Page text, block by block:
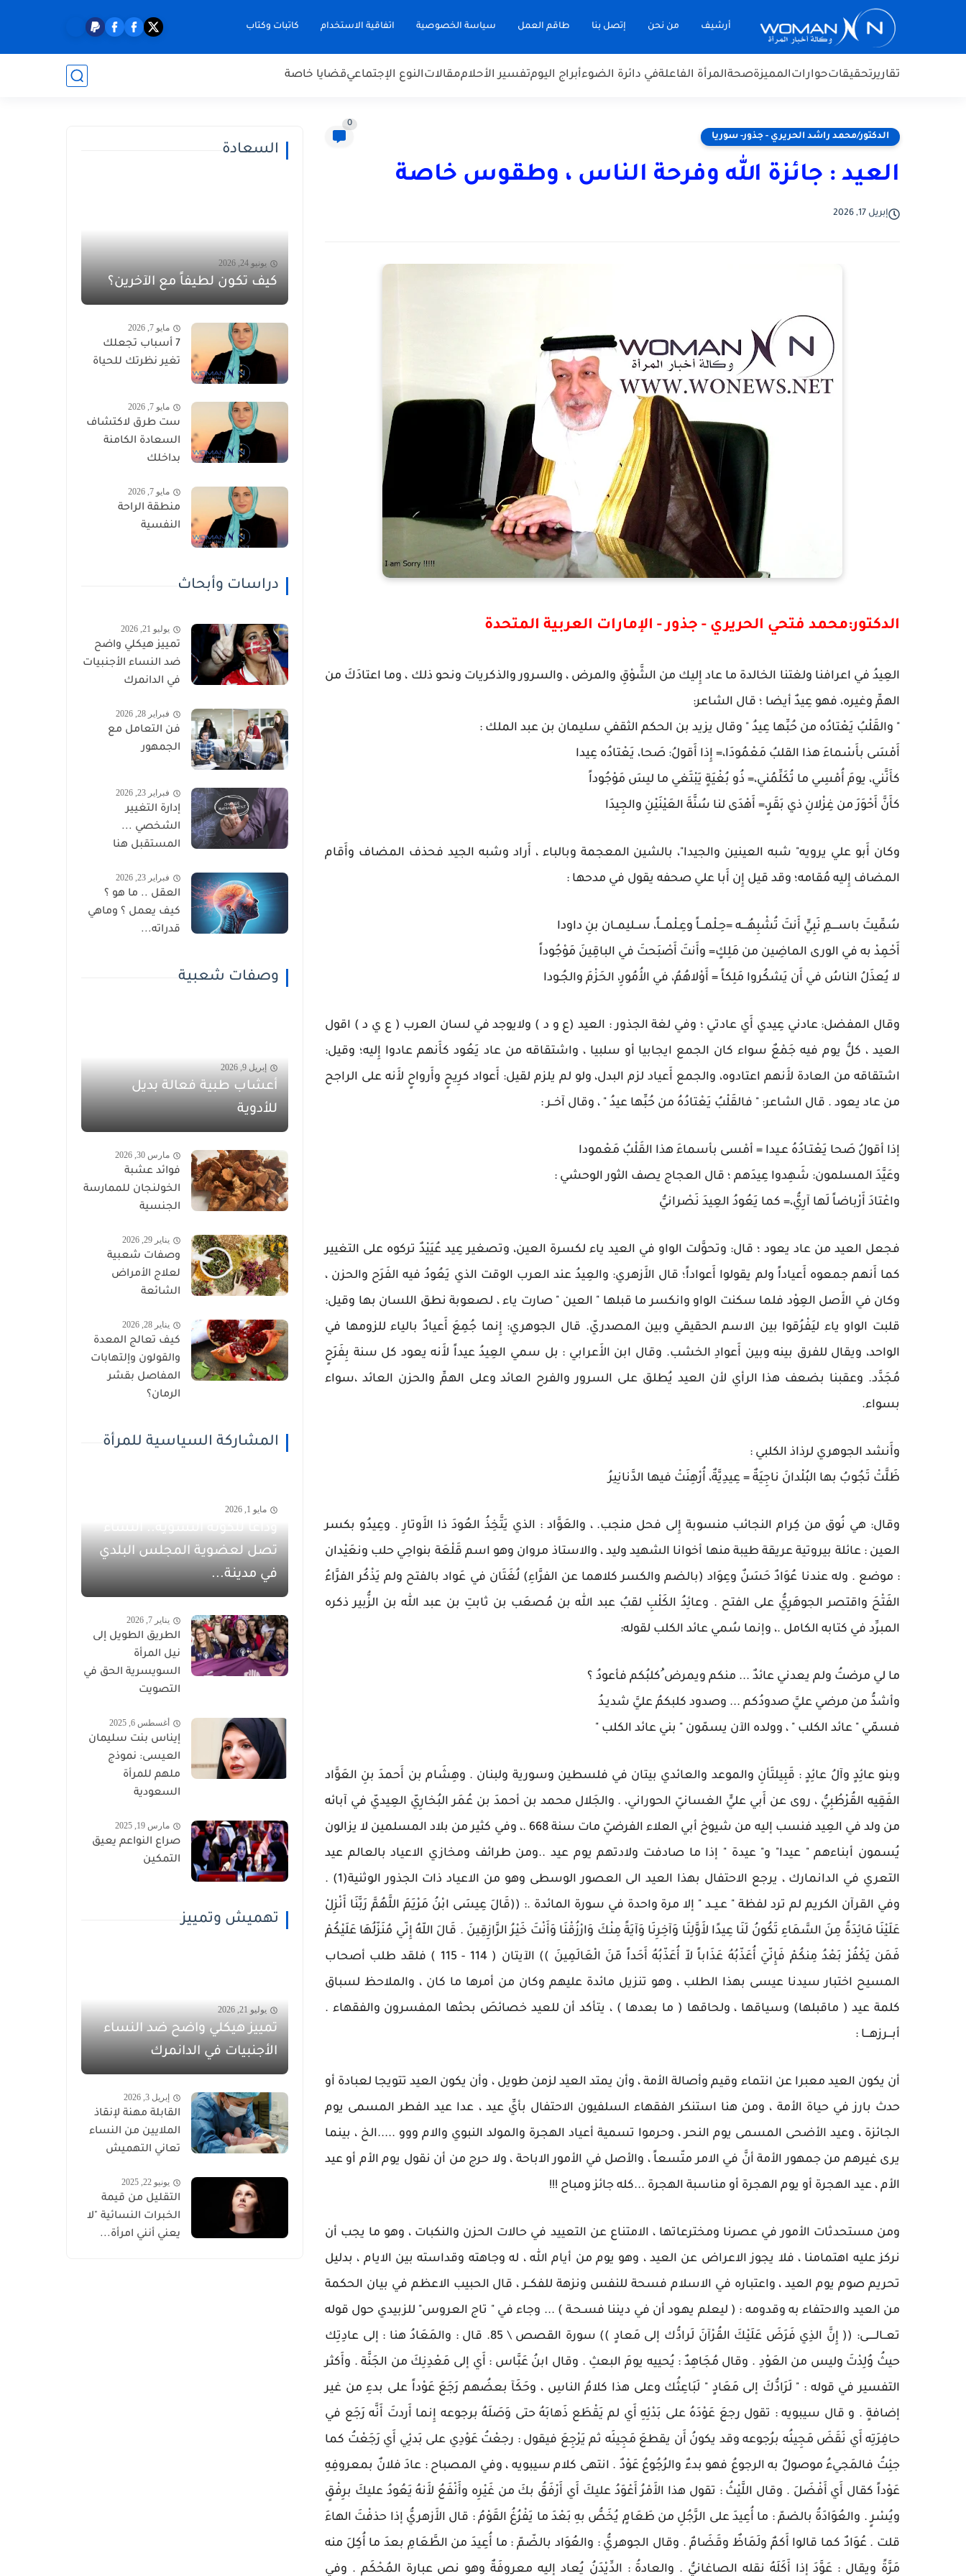
أرشيف من نحن إتصل بنا طاقم العمل سياسة الخصوصية اتفاقية الاستخدام كاتبات وكتاب
تقاريرتحقيقاتحواراتالمميزةصحةالمرأة الفاعلةفي دائرة الضوءأبراج اليومتفسير الأحلاممقالاتالنوع الإجتماعيقضايا خاصة
الدكتور/محمد راشد الحريري - جذور- سوريا
0
العيد : جائزة الله وفرحة الناس ، وطقوس خاصة
إبريل 17, 2026
الدكتور:محمد فتحي الحريري - جذور - الإمارات العربية المتحدة
العِيدُ في اعرافنا ولغتنا الخالدة ما عاد إِليك من الشَّوْقِ والمرض ، والسرور والذكريات ونحو ذلك ، وما اعتادَكَ من
الهمِّ وغيره، فهو عِيدٌ أيضا ؛ قال الشاعر:
" والقَلْبُ يَعْتادُه من حُبِّها عِيدُ " وقال يزيد بن الحكم الثقفي سليمان بن عبد الملك :
أَمْسَى بأَسْماءَ هذا القلبُ مَعْمُودَا،= إِذا أَقولُ: صَحا، يَعْتادُه عِيدا
كأَنَّني، يومَ أُمْسِي ما تُكَلِّمُني،= ذُو بُغْيَةٍ يَبْتَغي ما ليسَ مَوْجُوداً
كأَنَّ أَحْوَرَ من غِزْلانِ ذي بَقَرٍ،= أَهْدَى لنا سُنَّةَ العَيْنَيْنِ والجِيدَا
وكان أَبو علي يرويه" شبه العينين والجيدا"، بالشين المعجمة وبالباء ، أَراد وشبه الجيد فحذف المضاف وأَقام
المضاف إِليه مُقامه؛ وقد قيل إِن أَبا علي صحفه يقول في مدحها :
سُمِّيتَ باســــمِ نَبِيٍّ أَنتَ تُشْبِهُــــه =حِـلْمـــاً وعِـلْمـــاً، ســليمــان بنِ داودا
أَحْمِدْ به في الورى الماضِين من مَلِكٍ= وأَنتَ أَصْبَحتَ في الباقِينَ مَوْجُوداً
لا يُعذَلُ الناسُ في أَن يَشكُروا مَلِكاً = أَوْلاهُمُ، في الأُمُورِ، الحَزْمَ والجُـودا
وقال المفضل: عادني عِيدي أَي عادتي ؛ وفي لغة الجذور : العيد (ع و د ) ولايوجد في لسان العرب ( ع ي د ) اقول
العيد ، كلُّ يوم فيه جَمْعٌ سواء كان الجمع ايجابيا أو سلبيا ، واشتقاقه من عاد يَعُود كأَنهم عادوا إِليه؛ وقيل:
اشتقاقه من العادة لأَنهم اعتادوه، والجمع أَعياد لزم البدل، ولو لم يلزم لقيل: أَعواد كرِيحٍ وأَرواحٍ لأَنه على الراجح
من عاد يعود . قال الشاعر: " فالقَلْبُ يَعْتادُهُ من حُبِّها عيدُ " ، وقال آخــر :
إذا أقولُ صَحا يَعْتـادُهُ عـيدا = أمْسى بأسماءَ هذا القَلْبُ مَعْمودا
وعَيَّدَ المسلمون: شَهِدوا عِيدَهم ؛ قال العجاج يصف الثور الوحشي :
واعْتادَ أَرْباضاً لَها آرِيُّ،= كما يَعُودُ العِيدَ نَصْرانيُّ
فجعل العيد من عاد يعود ؛ قال: وتحوَّلت الواو في العيد ياء لكسرة العين، وتصغير عِيد عُيَيْدٌ تركوه على التغيير
كما أَنهم جمعوه أَعياداً ولم يقولوا أَعواداً؛ قال الأَزهري: والعِيدُ عند العرب الوقت الذي يَعُودُ فيه الفَرَح والحزن ،
وكان في الأَصل العِوْد فلما سكنت الواو وانكسر ما قبلها " العين " صارت ياء ، لصعوبة نطق اللسان بها وقيل:
قلبت الواو ياء ليَفْرُقوا بين الاسم الحقيقي وبين المصدريّ. قال الجوهري: إِنما جُمِعَ أَعيادٌ بالياء للزومها في
الواحد، ويقال للفرق بينه وبين أَعوادِ الخشب. وقال ابن الأَعرابي : بل سمي العِيدُ عيداً لأَنه يعود كل سنة بِفَرَحٍ
مُجَدَّد. وعقبنا بضعف هذا الرأي لأن العيد يُطلق على السرور والفرح العائد وعلى الهمِّ والحزن العائد ،سواء
بسواء.
وأَنشد الجوهري لرذاذ الكلبي :
ظَلَّتْ تَجُوبُ بها البُلْدانَ ناجِيَةٌ = عِيدِيَّةٌ، أُرْهِنَتْ فيها الدَّنانِيرُ
وقال: هي نُوق من كِرام النجائب منسوبة إِلى فحل منجب. ، والعَوَّاد : الذي يَتَّخِذُ العُودَ ذا الأَوتارِ . وعِيدُو بكسر
العين : عائلة بيروتية عريقة طيبة منها أخوانا الشهيد وليد ، والاستاذ مروان وهو اسم قَلْعَة بنواحِي حلب ونعَيْدان
: موضع . وله عندنا عُوَادٌ حَسَنٌ وعِوَاد (بالضم والكسر كلاهما عن الفرَّاءِ) لُغَتَان في عَواد بالفتح ولم يَذْكُر الفرَّاءُ
الفَتْحَ واقتصر الجوهَرِيُّ على الفتح . وعائِدُ الكَلْبِ لقبُ عبد الله بن مُصعَب بن ثابتِ بن عبد الله بن الزُّبير ذكره
المبرِّد في كتابه الكامل .، وإنما سُمي عائد الكلب لقوله:
ما لي مرضتُ ولم يعدني عائدٌ ... منكم ويمرض ُكلبُكم فأعودُ ؟
وأشدُّ من مرضي عليَّ صدودُكم ... وصدود كلبكمُ عليَّ شديـدُ
فسمّي " عائد الكلب " ، وولده الآن يسمّون " بني عائد الكلب "
وبنو عائِدٍ وآلُ عائِدٍ : قَبِيلتَأنِ والموعد والعائدي بيتان في فلسطين وسورية ولبنان . وهِشَام بن أَحمدَ بنِ العَوَّاد
الفَقِيه القُرْطُبِيُّ ، روى عن أَبي عليٍّ الغسانيّ الحوراني، . والجَلال محمد بن أحمدَ بن عُمَر البُخارِيّ العِيديّ في آبائه
من ولد في العِيد فنسب إليه من شيوخ أبي العلاء الفرضيّ مات سنة 668 .، وفي كثير من بلاد المسلمين لا يزالون
يُسمون أبناءهم " عيدا" و" عيدة " إذا ما صادفت ولادتهم يوم عيد ..ومن طرائف ومخازي الاعياد بالعالم عيد
التعري في الدانمارك ، يرجع الاحتفال بهذا العيد الى العصور الوسطى وهو من الاعياد ذات الجذور الوثنية(1) .
وفي القرآن الكريم لم ترد لفظة " عـيــد " إلا مرة واحدة في سورة المائدة .: ((قَالَ عِيسَى ابْنُ مَرْيَمَ اللَّهُمَّ رَبَّنَا أَنْزِلْ
عَلَيْنَا مَائِدَةً مِنَ السَّمَاءِ تَكُونُ لَنَا عِيدًا لأَوَّلِنَا وَآخِرِنَا وَآيَةً مِنْكَ وَارْزُقْنَا وَأَنْتَ خَيْرُ الرَّازِقِينَ . قَالَ اللّهُ إِنّي مُنَزّلُهَا عَلَيْكُمْ
فَمَن يَكْفُرْ بَعْدُ مِنكُمْ فَإِنّيَ أُعَذّبُهُ عَذَاباً لاّ أُعَذّبُهُ أَحَداً مّنَ الْعَالَمِينَ )) الآيتان ( 114 - 115 ) فلقد طلب أصحاب
المسيح اختبار سيدنا عيسى بهذا الطلب ، وهو تنزيل مائدة عليهم وكان من أمرها ما كان ، والملاحظ لسباق
كلمة عيد ( ماقبلها) وسياقها ، ولحاقها ( ما بعدها ) ، يتأكد أن للعيد خصائصَ بحثها المفسرون والفقهاء .
أبـــرزهـــا :
أن يكون العيد معبرا عن انتماء وقيم وأصالة الأمة ، وأن يمتد العيد لزمن طويل ، وأن يكون العيد تتويجا لعبادة أو
حدث بارز في حياة الأمة ، ومن هنا استنكر الفقهاء السلفيون الاحتفال بأيِّ عيد ، عدا عيد الفطر المسمى يوم
الجائزة ، وعيد الأضحى المسمى يوم النحر ، وحرموا تسمية أعياد الهجرة والمولد النبوي والام ووو .....الخ ، بينما
يرى غيرهم من جمهور الأمة أنَّ في الامر متّسعاً ، والأصل في الأمور الاباحة ، ولا حرج من أن نقول يوم الأم أو عيد
الأم ، عيد الهجرة أو يوم الهجرة أو مناسبة الهجرة ...كله جائز ومباح !!!
ومن مستحدثات الأمور في عصرنا ومخترعاتها ، الامتناع عن التعييد في حالات الحزن والنكبات ، وهو ما يجب أن
نركز عليه اهتمامنا ، فلا يجوز الاعراض عن العيد ، وهو يوم من أيام الله ، له وجاهته وقداسته بين الايام ، بدليل
تحريم صوم يوم العيد ، واعتباره في الاسلام فسحة للنفس ونزهة للفكــر ، قال الحبيب الاعظم في بيان الحكمة
من العيد والاحتفاء به وقدومه : ( ليعلم يهـود أن في ديننا فسـحـة ) ... وجاء في " تاج العروس" للزبيدي حول قوله
تعــالـــــى: (( إِنَّ الذِي فَرَضَ عَلَيْكَ القُرْآنَ لَرادُّك إلى مَعادٍ )) سورة القصص \ 85. قال : والمَعَادُ هنا : إلى عادِتِك
حيثُ وُلِدْتَ وليس من العَوْدِ . وقال مُجَاهِدٌ : يُحييه يومَ البعثِ . وقال ابنُ عَبَّاس : أَي إلى مَعْدِنِكَ من الجَنَّة . وأَكثر
التفسير في قوله : " لَرَادُّكَ إلى مَعَادٍ " لَبَاعِثُك وعلى هذا كلامُ الناسِ ، وحَكَآ بعضُهم رَجَعَ عَوْداً على بدءِ من غير
إضافةٍ . و قال سيبويه : تقول رجعَ عَوْدَهُ على بَدْئِهِ أَي لم يَقْطَع ذَهابَهُ حتى وَصَلَهُ برجوعه إِنما أَردتَ أَنَّه رَجَع في
حافِرَتِه أَي نَقَضَ مَجِيئُه برُجوعه وقد يكونُ أَن يقطعَ مَجِيئَه ثم يَرْجِعَ فيقول : رجعْتُ عَوْدِي على بَدئِي أَي رَجَعْتُ كما
جئِتُ فالمَجيءُ موصولٌ به الرجوعُ فهو بدءٌ والرُجُوعُ عَوْدٌ . انتهى كلام سيبويه ، وفي المصباح : عادَ فلانٌ بمعروفِهِ
عَوْداً كقال أَي أَفْضَلَ . وقال اللَّيْثُ : تقول هذا الأَمْرُ أَعْوَدُ عليكَ أَي أَرْفَقُ بكَ من غَيْرِه وأَنْفَعُ لأَنهُ يَعُودُ عليكَ برِفْقٍ
ويُسْرٍ . والعُوَادَةُ بالضمّ : ما أُعِيدَ على الرَّجُلِ من طَعَامٍ يُخَصُّ بهِ بَعْدَ ما يَفْرُغُ القَوْمُ : قال الأَزهريُّ إذا حذفْتَ الهاءَ
قلت . عُوَادٌ كما قالوا أَكمٌ ولَمَاظٌ وقَضَامٌ . وقال الجوهريُّ : والعُوَاد بالضّمّ : ما أُعِيدَ من الطَّعَامِ بعدَ ما أُكِلَ منه
مَرَّةً ويقال : عَوَّدَ إذا أَكَلَهُ نقله الصاغانيُّ . والعادةُ : الدِّيْدَنُ يُعاد إليه معروفَةٌ وهو نص عبارة المُحْكَم . وفي
السعادة
يونيو 24, 2026
كيف تكون لطيفاً مع الآخرين؟
مايو 7, 2026
7 أسباب تجعلك
تغير نظرتك للحياة
مايو 7, 2026
ست طرق لاكتشاف
السعادة الكامنة
بداخلك
مايو 7, 2026
منطقة الراحة
النفسية
دراسات وأبحاث
يوليو 21, 2026
تمييز هيكلي واضح
ضد النساء الأجنبيات
في الدانمرك
فبراير 28, 2026
فن التعامل مع
الجمهور
فبراير 23, 2026
إدارة التغيير
الشخصي ...
المستقبل هنا
فبراير 23, 2026
العقل .. ما هو ؟
كيف يعمل ؟ وماهي
قدراته...
وصفات شعبية
إبريل 9, 2026
أعشاب طبية فعالة بديل
للأدوية
مارس 30, 2026
فوائد عشبة
الخولنجان للممارسة
الجنسية
يناير 29, 2026
وصفات شعبية
لعلاج الأمراض
الشائعة
يناير 28, 2026
كيف تعالج المعدة
والقولون وإلتهابات
المفاصل بقشر
الرمان؟
المشاركة السياسية للمرأة
مايو 1, 2026
وداعاً للكوتة النسوية.. النساء
تصل لعضوية المجلس البلدي
في مدينة...
يناير 7, 2026
الطريق الطويل إلى
نيل المرأة
السويسرية الحق في
التصويت
أغسطس 6, 2025
إيناس بنت سليمان
العيسى: نموذج
ملهم للمرأة
السعودية
مارس 19, 2025
صراع النواعم يعيق
التمكين
تهميش وتمييز
يوليو 21, 2026
تمييز هيكلي واضح ضد النساء
الأجنبيات في الدانمرك
إبريل 3, 2026
القابلة مهنة لإنقاذ
الملايين من النساء
تعاني التهميش
يونيو 22, 2025
التقليل من قيمة
الخبرات النسائية "لا
يعني أنني امرأة...